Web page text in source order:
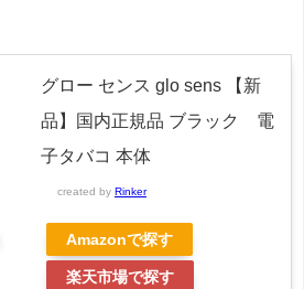
グロー センス glo sens 【新
品】国内正規品 ブラック 電
子タバコ 本体
created by Rinker
Amazonで探す
楽天市場で探す